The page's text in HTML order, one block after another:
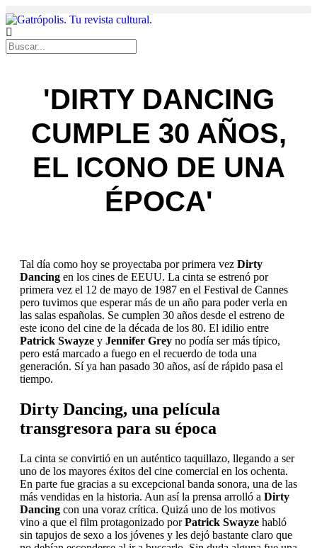
'DIRTY DANCING
CUMPLE 30 AÑOS,
EL ICONO DE UNA
ÉPOCA'
Tal día como hoy se proyectaba por primera vez Dirty
Dancing en los cines de EEUU. La cinta se estrenó por
primera vez el 12 de mayo de 1987 en el Festival de Cannes
pero tuvimos que esperar más de un año para poder verla en
las salas españolas. Se cumplen 30 años desde el estreno de
este icono del cine de la década de los 80. El idilio entre
Patrick Swayze y Jennifer Grey no podía ser más típico,
pero está marcado a fuego en el recuerdo de toda una
generación. Sí ya han pasado 30 años, así de rápido pasa el
tiempo.
Dirty Dancing, una película
transgresora para su época
La cinta se convirtió en un auténtico taquillazo, llegando a ser
uno de los mayores éxitos del cine comercial en los ochenta.
En parte fue gracias a su excepcional banda sonora, una de las
más vendidas en la historia. Aun así la prensa arrolló a Dirty
Dancing con una voraz crítica. Quizá uno de los motivos
vino a que el film protagonizado porPatrick Swayze habló
sin tapujos de sexo a los jóvenes y les dejó bastante claro que